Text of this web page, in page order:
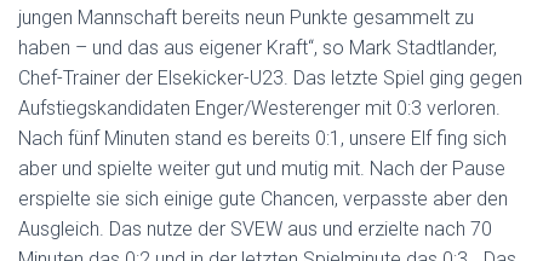
jungen Mannschaft bereits neun Punkte gesammelt zu
haben – und das aus eigener Kraft“, so Mark Stadtlander,
Chef-Trainer der Elsekicker-U23. Das letzte Spiel ging gegen
Aufstiegskandidaten Enger/Westerenger mit 0:3 verloren.
Nach fünf Minuten stand es bereits 0:1, unsere Elf fing sich
aber und spielte weiter gut und mutig mit. Nach der Pause
erspielte sie sich einige gute Chancen, verpasste aber den
Ausgleich. Das nutze der SVEW aus und erzielte nach 70